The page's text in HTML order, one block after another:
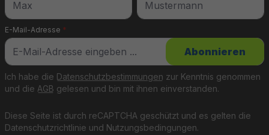
für längere Touren
E-Mail-Adresse *
Diese Seite ist durch reCAPTCHA geschützt und es gelten die
Datenschutzrichtlinie und Nutzungsbedingungen.
Ich habe die Datenschutzbestimmungen zur Kenntnis genommen
und die AGB gelesen und bin mit ihnen einverstanden.
Abonnieren